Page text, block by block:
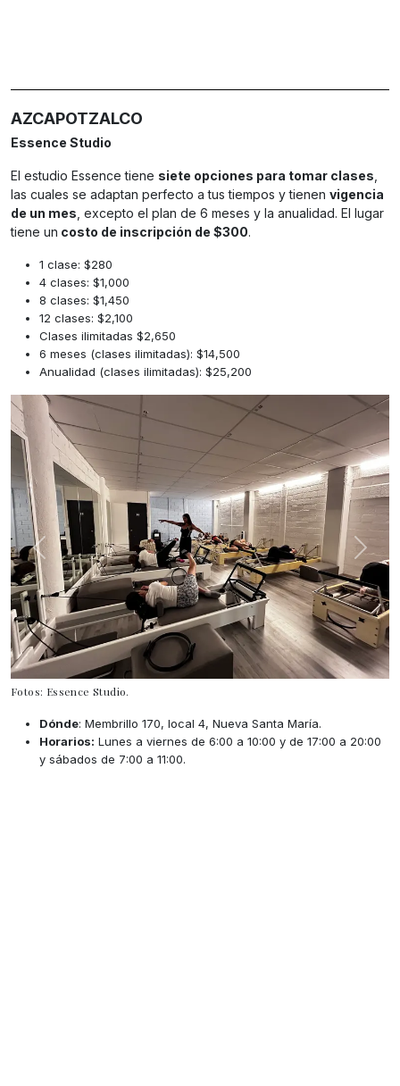
AZCAPOTZALCO
Essence Studio
El estudio Essence tiene siete opciones para tomar clases
las cuales se adaptan perfecto a tus tiempos y tienen vigencia
de un mes , excepto el plan de 6 meses y la anualidad. El lugar
tiene un costo de inscripción de $300.
1 clase: $280
4 clases: $1,000
8 clases: $1,450
12 clases: $2,100
Clases ilimitadas $2,650
6 meses (clases ilimitadas): $14,500
Anualidad (clases ilimitadas): $25,200
Fotos: Essence Studio.
Dónde: Membrillo 170, local 4, Nueva Santa María.
Horarios: Lunes a viernes de 6:00 a 10:00 y de 17:00 a 20:00
y sábados de 7:00 a 11:00.